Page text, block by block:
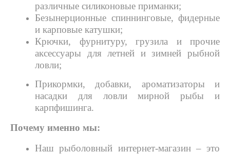
различные силиконовые приманки;
Безынерционные спиннинговые, фидерные
и карповые катушки;
Крючки, фурнитуру, грузила и прочие
аксессуары для летней и зимней рыбной
ловли;
Прикормки, добавки, ароматизаторы и
насадки для ловли мирной рыбы и
карпфишинга.
Почему именно мы:
Наш рыболовный интернет-магазин – это